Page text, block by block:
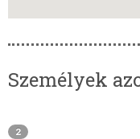
Személyek
2